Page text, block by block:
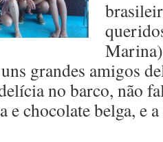
grandes amigos
no barco, não
e chocolate belga, e